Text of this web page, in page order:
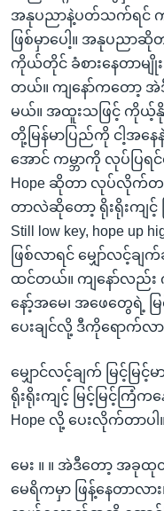
အနုပညာနဲ့ပတ်သက်ရင် ကျ
ဖြစ်မှာပေါ့။ အနုပည
ကိုယ်တိုင် ခံစားနေတာမ
တယ်။ ကျနော်ကတော့ အဲ
မယ်။ အထူးသဖြင့် ကိုယ့်နို
တို့မြန်မာပြည်ကို ငါ့အန
အောင် ကမ္ဘာကို လုပ်ပြရင်
Hope ဆိုတာ လုပ်လိုက်တ
တာလဲဆိုတော့ ရိုးရိုးကျင့်
Still low key, hope
ဖြစ်လာရင် မျှော်လင့်ခ
ထင်တယ်။ ကျနော်လည်း က
နော့်အမေ၊ အဖေတွေရဲ့ မ
ပေးချင်လို့ ဒီကိုရောက်လာ
မျှောင်လင့်ချက် မြင့်မြင့်
ရိုးရိုးကျင့် မြင့်မြင့်ကြံ
Hope လို့ ပေးလိုက်တာပါ။
မေး ။ ။ အဲဒီတော့ အခုထု
မေရိကမှာ ဖြန့်နေတာလား